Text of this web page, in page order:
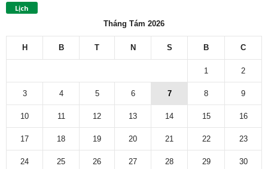
Lịch
Tháng Tám 2026
H B T N S B C
1 2
3 4 5 6 7 8 9
10 11 12 13 14 15 16
17 18 19 20 21 22 23
24 25 26 27 28 29 30